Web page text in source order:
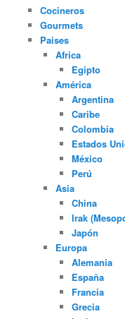
Cocineros
Gourmets
Paises
Africa
Egipto
América
Argentina
Caribe
Colombia
Estados
México
Perú
Asia
China
Irak
Japón
Europa
Alemania
España
Francia
Grecia